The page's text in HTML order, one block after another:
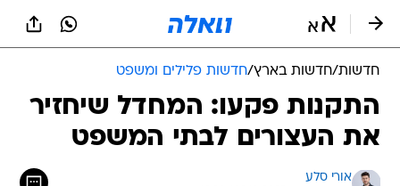
חדשות/חדשות בארץ/חדשות פלילים ומשפט
התקנות פקעו: המחדל שיחזיר
את העצורים לבתי המשפט
אורי סלע